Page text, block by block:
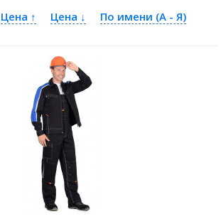
Цена ↑ Цена ↓
По имени (A - Я)